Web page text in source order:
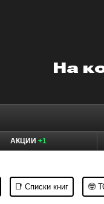
АКЦИИ +1
📑 Списки книг 🤓